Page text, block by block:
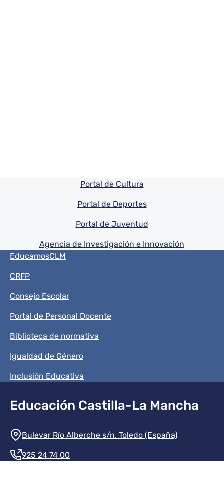
Pie de pagina información
Portal de Cultura
Portal de Deportes
Portal de Juventud
Agencia de Investigación e Innovación
Menú del pie
EducamosCLM
CRFP
Consejo Escolar
Portal de Personal Docente
Biblioteca de normativa
Igualdad de Género
Inclusión Educativa
Educación Castilla-La Mancha
Información de la institución
Bulevar Río Alberche s/n. Toledo (España)
925 24 74 00